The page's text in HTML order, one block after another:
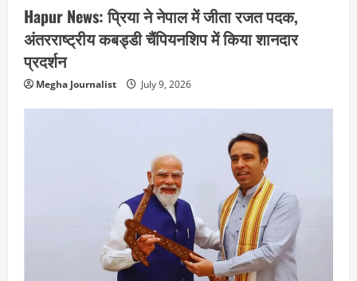
Hapur News: प्रिया ने नेपाल में जीता रजत पदक,
अंतरराष्ट्रीय कबड्डी चैंपियनशिप में किया शानदार
प्रदर्शन
Megha Journalist July 9, 2026